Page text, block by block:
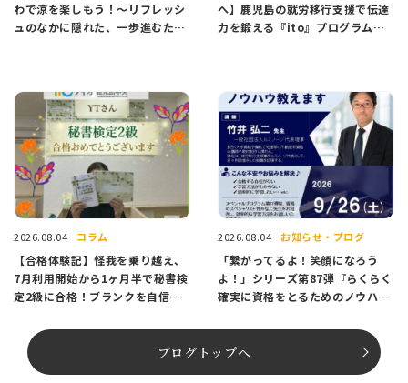
わで涼を楽しもう！〜リフレッシ
ュのなかに隠れた、一歩進むため
へ】鹿児島の就労移行支援で伝達
力を鍛える『ito』プログラム紹
2026.08.04 コラム
【合格体験記】怪我を乗り越え、
7月利用開始から1ヶ月半で秘書検
定2級に合格！ブランクを自信に
2026.08.04 お知らせ・ブログ
「繋がってるよ！笑顔になろう
よ！」シリーズ第87弾『らくらく
確実に資格をとるためのノウハウ
催のお知らせ✨
ブログトップへ